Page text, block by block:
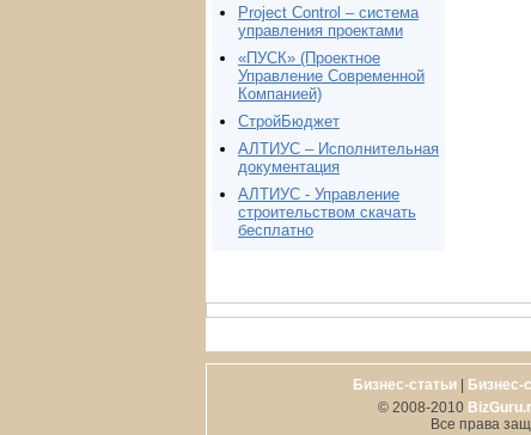
Project Сontrol – система
управления проектами
«ПУСК» (Проектное
Управление Современной
Компанией)
СтройБюджет
АЛТИУС – Исполнительная
документация
АЛТИУС - Управление
строительством скачать
бесплатно
Бизнес-статьи| Бизнес-
© 2008-2010
Все права